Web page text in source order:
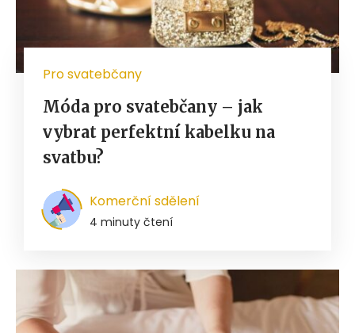
Pro svatebčany
Móda pro svatebčany – jak
vybrat perfektní kabelku na
svatbu?
Komerční sdělení
4 minuty čtení